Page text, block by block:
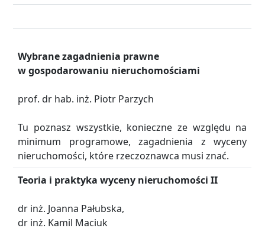
Wybrane zagadnienia prawne
w gospodarowaniu nieruchomościami
prof. dr hab. inż. Piotr Parzych
Tu poznasz wszystkie, konieczne ze względu na
minimum programowe, zagadnienia z wyceny
nieruchomości, które rzeczoznawca musi znać.
Teoria i praktyka wyceny nieruchomości II
dr inż. Joanna Pałubska,
dr inż. Kamil Maciuk